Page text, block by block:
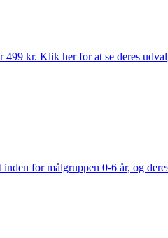
kr. Klik her for at se deres
for målgruppen 0-6 år, og